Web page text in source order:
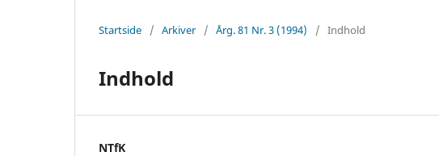
Startside / Arkiver / Årg. 81 Nr. 3 (1994) / Indhold
Indhold
NTfK